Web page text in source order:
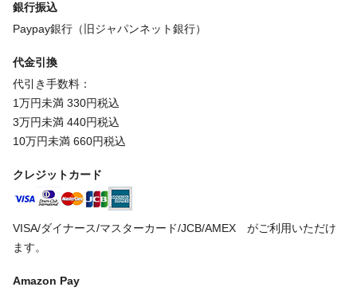
銀行振込
Paypay銀行（旧ジャパンネット銀行）
代金引換
代引き手数料：
1万円未満 330円税込
3万円未満 440円税込
10万円未満 660円税込
クレジットカード
VISA/ダイナース/マスターカード/JCB/AMEX がご利用いただけ
ます。
Amazon Pay